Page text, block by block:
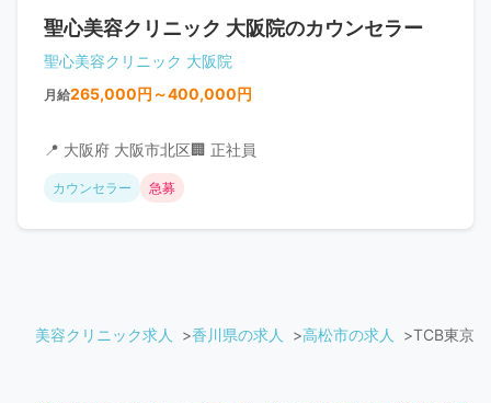
聖心美容クリニック 大阪院のカウンセラー
聖心美容クリニック 大阪院
月給265,000円～400,000円
📍 大阪府 大阪市北区🏢 正社員
カウンセラー 急募
美容クリニック求人 香川県の求人 高松市の求人 TCB東京